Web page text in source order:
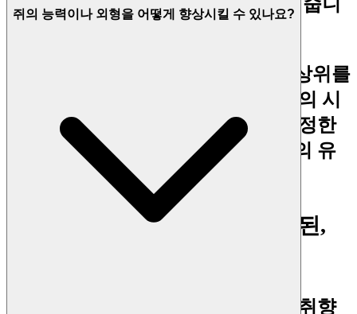
은 도전에 완전히 몰입할 수 있게 해줍니
리더보드의 최상위를
향해 도전하며, 그것이 진정한 기량의 시
험임을 아세요. 우리는 안전하고 공정한
놀이터를 제공하므로, 당신은 자신의 유
산을 쌓는 데 집중할 수 있습니다.
4. 플레이어에 대한 존중: 엄선된,
우리는 당신의 지성과 식별력 있는 취향
쥐의 능력이나 외형을 어떻게 향상시킬 수 있나요?